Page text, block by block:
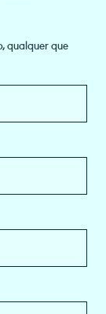
qualquer que